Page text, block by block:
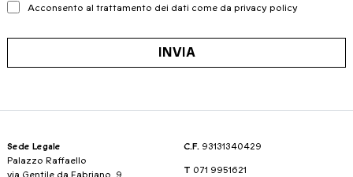
Acconsento al trattamento dei dati come da privacy policy
INVIA
Sede Legale
Palazzo Raffaello
via Gentile da Fabriano, 9
C.F. 93131340429
T 071 9951621